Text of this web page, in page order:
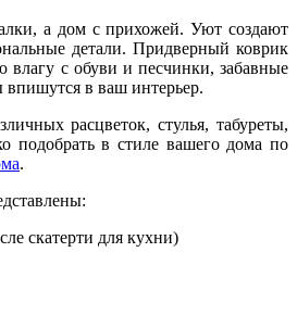
а дом с прихожей. Уют создают
детали. Придверный коврик
влагу с обуви и песчинки, забавные
в ваш интерьер.
расцветок, стулья, табуреты,
подобрать в стиле вашего дома по
.
скатерти для кухни)